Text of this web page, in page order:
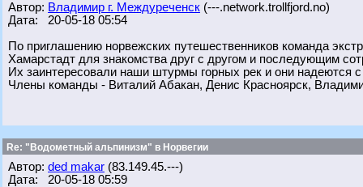
Автор: Владимир г. Междуреченск (---.network.trollfjord.no)
Дата: 20-05-18 05:54
По приглашению норвежских путешественников команда
Хамарстадт для знакомства друг с другом и последующим
Их заинтересовали наши штурмы горных рек и они
Члены команды - Виталий Абакан, Денис Красноярск,
Re: "Водометный альпинизм" в Норвегии
Автор: ded makar (83.149.45.---)
Дата: 20-05-18 05:59